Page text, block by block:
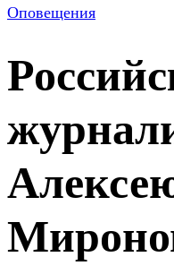
Оповещения